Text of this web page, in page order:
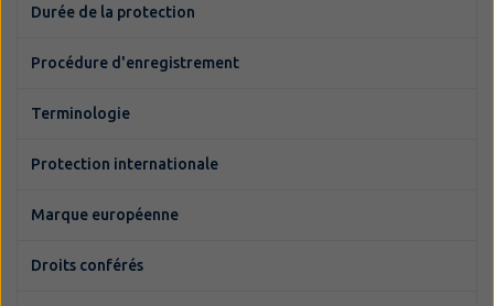
Durée de la protection
Procédure d'enregistrement
Terminologie
Protection internationale
Marque européenne
Droits conférés